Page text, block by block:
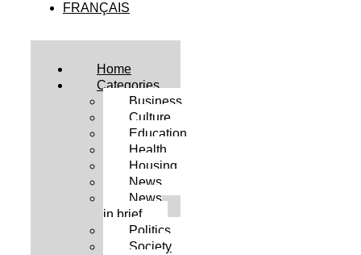
FRANÇAIS
Home
Categories
Business
Culture
Education
Health
Housing
News
News
in brief
Politics
Society